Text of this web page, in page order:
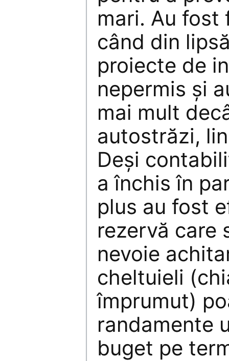
mari. Au fost
când din
proiecte de
nepermis și
mai mult
autostrăzi,
Deși
a închis în
plus au fost
rezervă care
nevoie
cheltuieli
împrumut)
randamente
buget pe